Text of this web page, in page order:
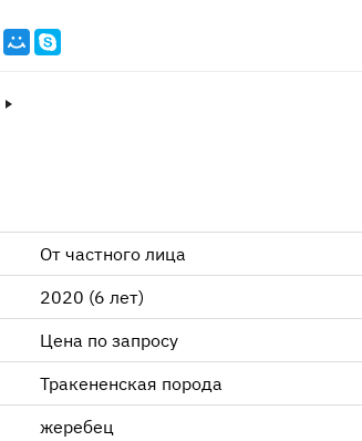
От частного лица
2020 (6 лет)
Цена по запросу
Тракененская порода
жеребец